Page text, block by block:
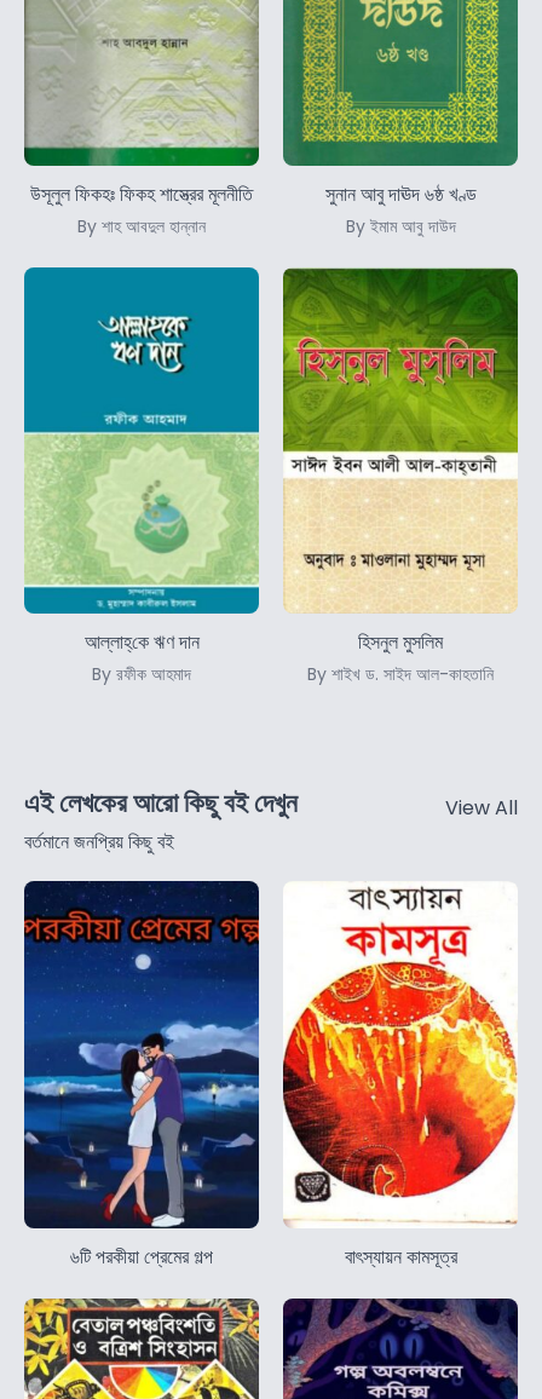
উসূলুল ফিকহঃ ফিকহ শাস্ত্রের মূলনীতি
By শাহ আবদুল হান্নান
সুনান আবু দাঊদ ৬ষ্ঠ খণ্ড
By ইমাম আবু দাউদ
আল্লাহ্‌কে ঋণ দান
By রফীক আহমাদ
হিসনুল মুসলিম
By শাইখ ড. সাইদ আল-কাহতানি
এই লেখকের আরো কিছু বই দেখুন
বর্তমানে জনপ্রিয় কিছু বই
View All
৬টি পরকীয়া প্রেমের গল্প বাৎস্যায়ন কামসূত্র